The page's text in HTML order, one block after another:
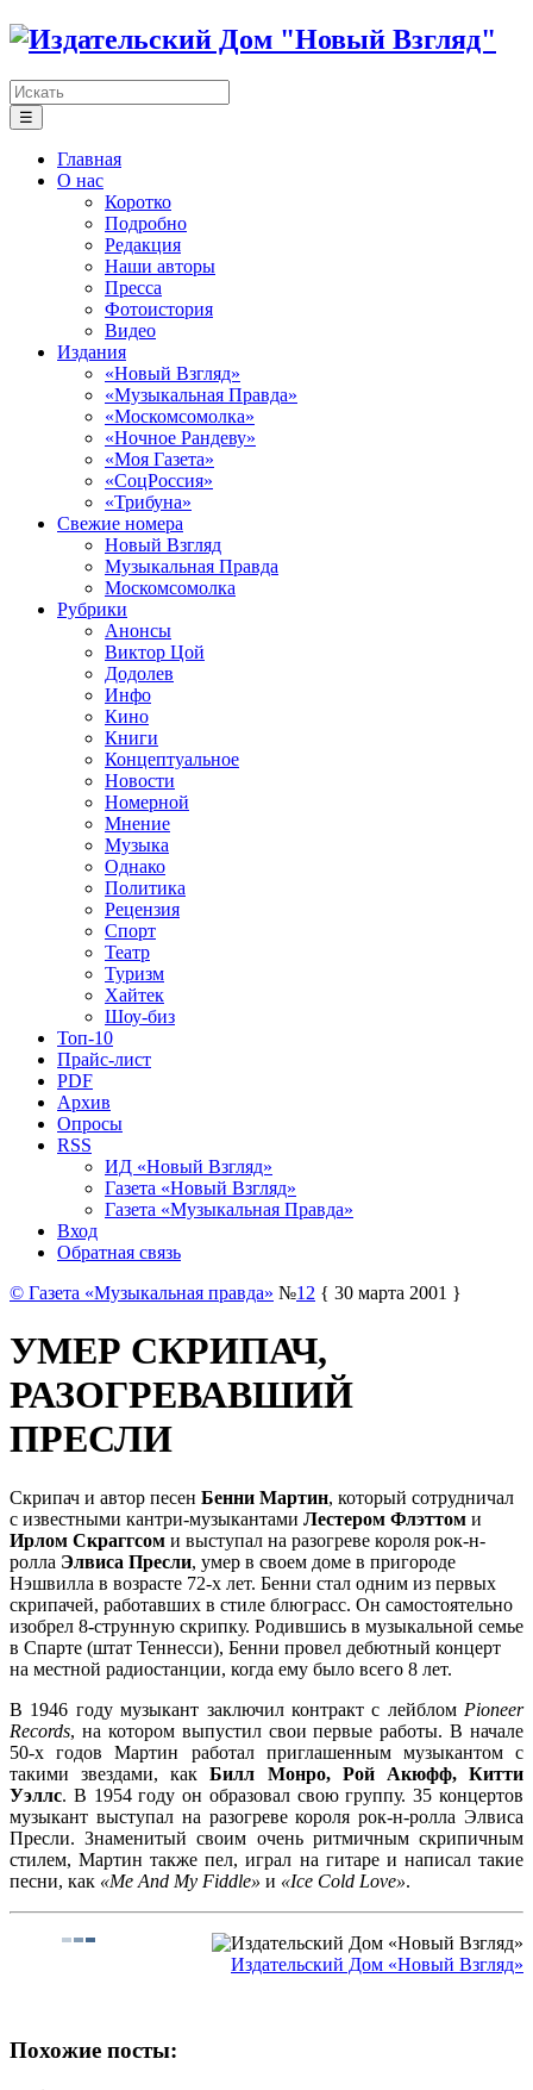
☰
Главная
О нас
Коротко
Подробно
Редакция
Наши авторы
Пресса
Фотоистория
Видео
Издания
«Новый Взгляд»
«Музыкальная Правда»
«Москомсомолка»
«Ночное Рандеву»
«Моя Газета»
«СоцРоссия»
«Трибуна»
Свежие номера
Новый Взгляд
Музыкальная Правда
Москомсомолка
Рубрики
Анонсы
Виктор Цой
Додолев
Инфо
Кино
Книги
Концептуальное
Новости
Номерной
Мнение
Музыка
Однако
Политика
Рецензия
Спорт
Театр
Туризм
Хайтек
Шоу-биз
Топ-10
Прайс-лист
PDF
Архив
Опросы
RSS
ИД «Новый Взгляд»
Газета «Новый Взгляд»
Газета «Музыкальная Правда»
Вход
Обратная связь
© Газета «Музыкальная правда» №12 { 30 марта 2001 }
УМЕР СКРИПАЧ,
РАЗОГРЕВАВШИЙ
ПРЕСЛИ
Скрипач и автор песен Бенни Мартин, который сотрудничал
с известными кантри-музыкантами Лестером Флэттом и
Ирлом Скраггсом и выступал на разогреве короля рок-н-
ролла Элвиса Пресли, умер в своем доме в пригороде
Нэшвилла в возрасте 72-х лет. Бенни стал одним из первых
скрипачей, работавших в стиле блюграсс. Он самостоятельно
изобрел 8-струнную скрипку. Родившись в музыкальной семье
в Спарте (штат Теннесси), Бенни провел дебютный концерт
на местной радиостанции, когда ему было всего 8 лет.
В 1946 году музыкант заключил контракт с лейблом Pioneer
Records, на котором выпустил свои первые работы. В начале
50-х годов Мартин работал приглашенным музыкантом с
такими звездами, какБилл Монро, Рой Акюфф, Китти
Уэллс. В 1954 году он образовал свою группу. 35 концертов
музыкант выступал на разогреве короля рок-н-ролла Элвиса
Пресли. Знаменитый своим очень ритмичным скрипичным
стилем, Мартин также пел, играл на гитаре и написал такие
песни, как «Me And My Fiddle» и «Ice Cold Love».
Издательский Дом «Новый Взгляд»
Похожие посты: